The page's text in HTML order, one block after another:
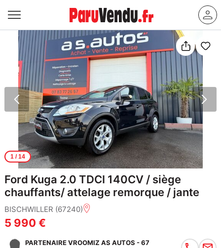
1/ 14
Ford Kuga 2.0 TDCI 140CV / siège
chauffants/ attelage remorque / jante
BISCHWILLER (67240)
5 990 €
PARTENAIRE VROOMIZ AS AUTOS - 67